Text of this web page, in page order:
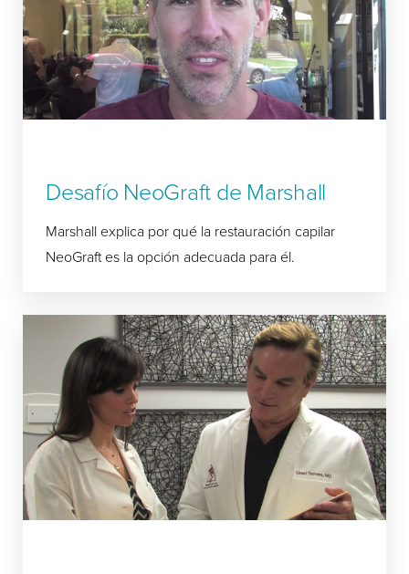
Desafío NeoGraft de Marshall
Marshall explica por qué la restauración capilar
NeoGraft es la opción adecuada para él.